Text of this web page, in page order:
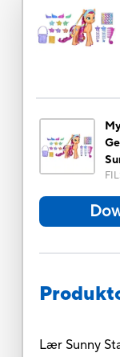
Lær Sunny